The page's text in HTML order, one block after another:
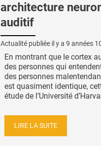
architecture
auditif
Actualité publiée il y a 9 années
En montrant que le cortex
des personnes qui
des personnes
est quasiment identique,
étude de l’Université
LIRE LA SUITE